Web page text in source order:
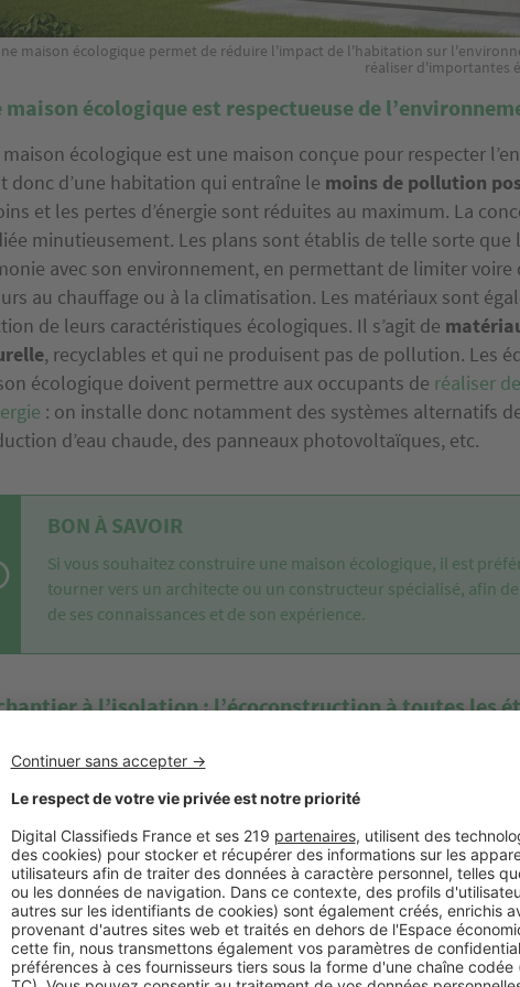
maison écologique permet de réduire l'impact de l'habitation sur
réaliser d'importantes
maison écologique est respectueuse de
maison écologique est une maison conçue pour respecter
donc d’une habitation qui entraîne le moins de pollution
et les pertes d’énergie sont réduites au maximum. La
minutieusement. Les plans sont établis de telle sorte que
avec son environnement, en permettant de limiter voire
au chauffage ou à la climatisation. Les matériaux sont
de leurs caractéristiques écologiques. Il s’agit de
, recyclables et qui ne produisent pas de pollution. Les
écologique doivent permettre aux occupants de réaliser
: on installe donc notamment des systèmes alternatifs
d’eau chaude, des panneaux photovoltaïques, etc.
BON À SAVOIR
Si vous souhaitez construire une maison écologique, il est
tourner vers un architecte ou un constructeur spécialisé, afin
de ses connaissances et de son expérience.
à l’isolation : l’écoconstruction à toutes les
écologique doit être conçue pour
jusqu’à l’usage quotidien de la maison :
doit utiliser le moins d’énergie possible et réduire au
que l’on privilégie sont le bois, la brique de terre
Il s’agit de matériaux naturels,recyclables et non
produits localement.
écologique est conçue en fonction du climat, de